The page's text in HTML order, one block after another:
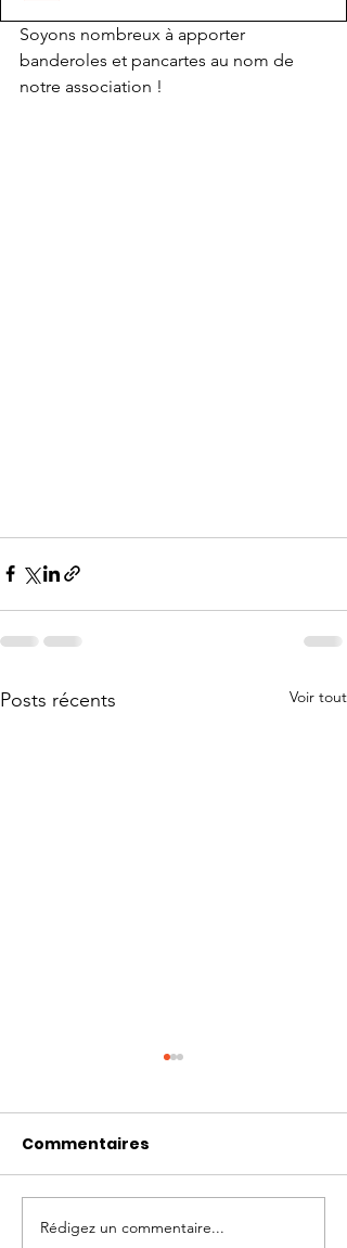
Soyons nombreux à apporter
banderoles et pancartes au nom de
notre association !
Posts récents Voir tout
Le Plan Climat Air
Commentaires
Rédigez un commentaire...